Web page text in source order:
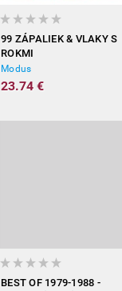
99 ZÁPALIEK & VLAKY S
ROKMI
Modus
23.74 €
BEST OF 1979-1988 -